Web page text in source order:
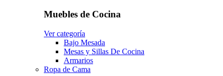
Muebles de Cocina
Ver categoría
Bajo Mesada
Mesas y Sillas De Cocina
Armarios
Ropa de Cama